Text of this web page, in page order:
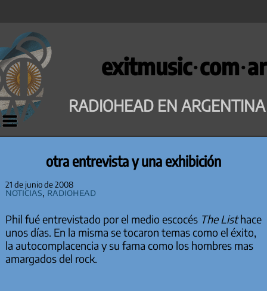
Saltar
al
contenido
exitmusic·com·ar
RADIOHEAD EN ARGENTINA
otra entrevista y una exhibición
21 de junio de 2008
Noticias, Radiohead
Phil fué entrevistado por el medio escocés The Listhace
unos días. En la misma se tocaron temas como el éxito,
la autocomplacencia y su fama como los hombres mas
amargados del rock.